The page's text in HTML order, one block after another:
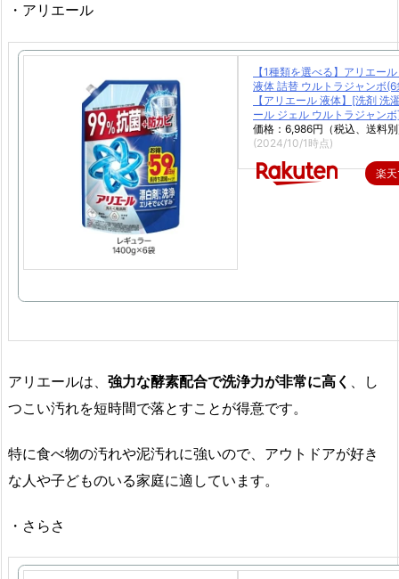
・アリエール
【1種類を選べる】アリエー
液体 詰替 ウルトラジャンボ
【アリエール 液体】[洗剤 洗
ール ジェル ウルトラジャン
価格：6,986円（税込、送料
(2024/10/1時点)
楽
アリエールは、 強力な酵素配合で洗浄力が非常に高く
、し
つこい汚れを短時間で落とすことが得意です。
特に食べ物の汚れや泥汚れに強いので、アウトドアが好き
な人や子どものいる家庭に適しています。
・さらさ